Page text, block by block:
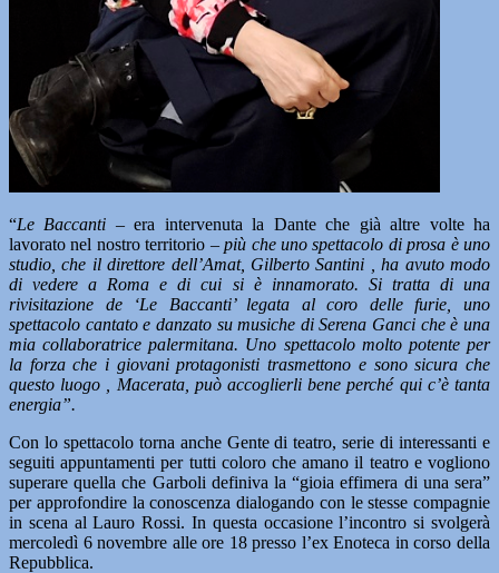
“Le Baccanti –era intervenuta la Dante che già altre volte ha
lavorato nel nostro territorio – più che uno spettacolo di prosa è uno
studio, che il direttore dell’Amat, Gilberto Santini , ha avuto modo
di vedere a Roma e di cui si è innamorato. Si tratta di una
rivisitazione de ‘Le Baccanti’ legata al coro delle furie, uno
spettacolo cantato e danzato su musiche di Serena Ganci che è una
mia collaboratrice palermitana. Uno spettacolo molto potente per
la forza che i giovani protagonisti trasmettono e sono sicura che
questo luogo , Macerata, può accoglierli bene perché qui c’è tanta
energia”.
Con lo spettacolo torna anche Gente di teatro, serie di interessanti e
seguiti appuntamenti per tutti coloro che amano il teatro e vogliono
superare quella che Garboli definiva la “gioia effimera di una sera”
per approfondire la conoscenza dialogando con le stesse compagnie
in scena al Lauro Rossi. In questa occasione l’incontro si svolgerà
mercoledì 6 novembre alle ore 18 presso l’ex Enoteca in corso della
Repubblica.